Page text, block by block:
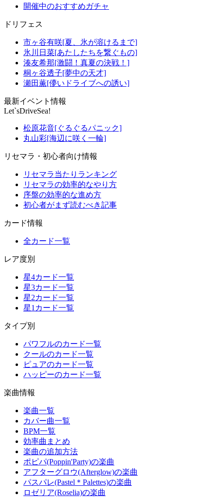
開催中のおすすめガチャ
ドリフェス
市ヶ谷有咲[夏、氷が溶けるまで]
氷川日菜[あたしたちを繋ぐもの]
湊友希那[激闘！真夏の決戦！]
桐ヶ谷透子[夢中の天才]
瀬田薫[儚いドライブへの誘い]
最新イベント情報
Let`sDriveSea!
松原花音[ぐるぐるパニック]
丸山彩[海辺に咲く一輪]
リセマラ・初心者向け情報
リセマラ当たりランキング
リセマラの効率的なやり方
序盤の効率的な進め方
初心者がまず読むべき記事
カード情報
全カード一覧
レア度別
星4カード一覧
星3カード一覧
星2カード一覧
星1カード一覧
タイプ別
パワフルのカード一覧
クールのカード一覧
ピュアのカード一覧
ハッピーのカード一覧
楽曲情報
楽曲一覧
カバー曲一覧
BPM一覧
効率曲まとめ
楽曲の追加方法
ポピパ(Poppin'Party)の楽曲
アフターグロウ(Afterglow)の楽曲
パスパレ(Pastel＊Palettes)の楽曲
ロゼリア(Roselia)の楽曲